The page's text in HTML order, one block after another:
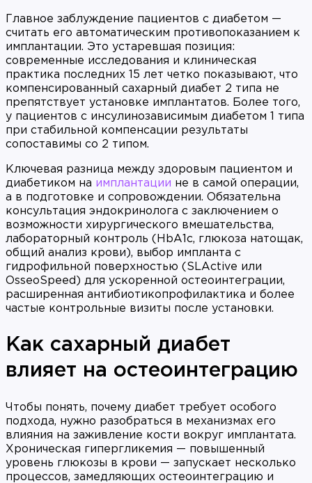
Главное заблуждение пациентов с диабетом —
считать его автоматическим противопоказанием к
имплантации. Это устаревшая позиция:
современные исследования и клиническая
практика последних 15 лет четко показывают, что
компенсированный сахарный диабет 2 типа не
препятствует установке имплантатов. Более того,
у пациентов с инсулинозависимым диабетом 1 типа
при стабильной компенсации результаты
сопоставимы со 2 типом.
Ключевая разница между здоровым пациентом и
диабетиком на имплантации не в самой операции,
а в подготовке и сопровождении. Обязательна
консультация эндокринолога с заключением о
возможности хирургического вмешательства,
лабораторный контроль (HbA1c, глюкоза натощак,
общий анализ крови), выбор импланта с
гидрофильной поверхностью (SLActive или
OsseoSpeed) для ускоренной остеоинтеграции,
расширенная антибиотикопрофилактика и более
частые контрольные визиты после установки.
Как сахарный диабет
влияет на остеоинтеграцию
Чтобы понять, почему диабет требует особого
подхода, нужно разобраться в механизмах его
влияния на заживление кости вокруг имплантата.
Хроническая гипергликемия — повышенный
уровень глюкозы в крови — запускает несколько
процессов, замедляющих остеоинтеграцию и